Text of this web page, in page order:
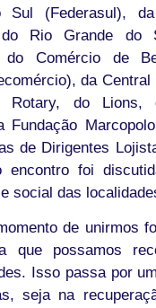
Sul (Federasul),
do Rio Grande do
do Comércio de
da Central
Rotary, do Lions,
Fundação
de Dirigentes
encontro foi
social das
de unirmos
que possamos
Isso passa por
seja na